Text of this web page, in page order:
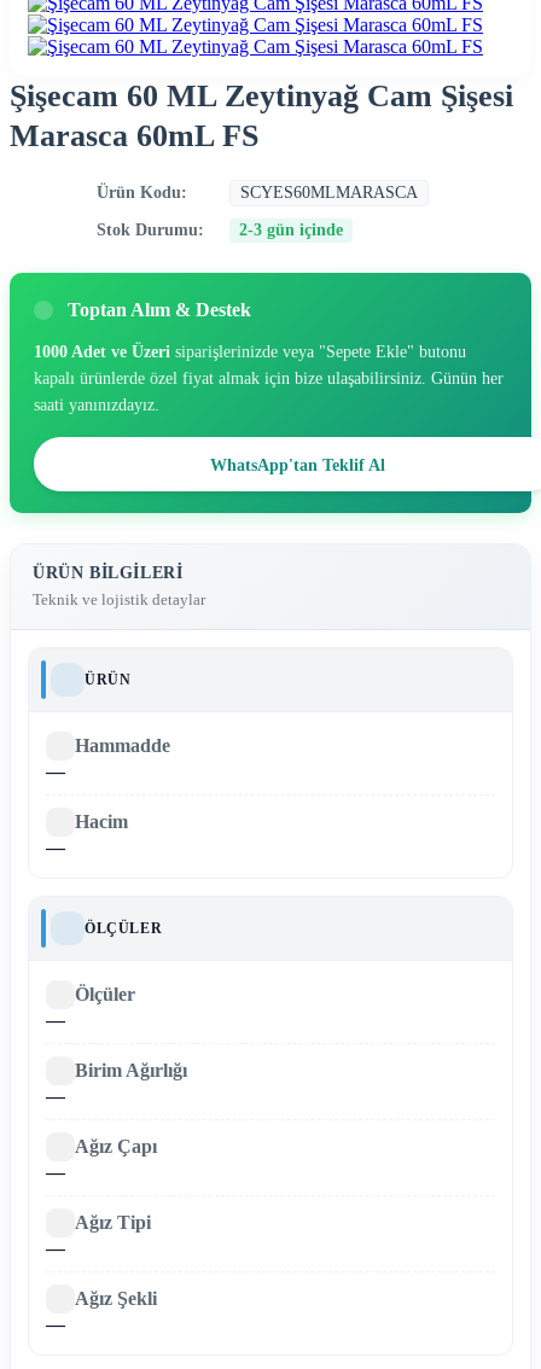
Şişecam 60 ML Zeytinyağ Cam Şişesi
Marasca 60mL FS
Ürün Kodu: SCYES60MLMARASCA
Stok Durumu: 2-3 gün içinde
Toptan Alım & Destek
1000 Adet ve Üzeri siparişlerinizde veya "Sepete Ekle" butonu
kapalı ürünlerde özel fiyat almak için bize ulaşabilirsiniz. Günün her
saati yanınızdayız.
WhatsApp'tan Teklif Al
ÜRÜN BILGILERI
Teknik ve lojistik detaylar
ÜRÜN
Hammadde
—
Hacim
—
ÖLÇÜLER
Ölçüler
—
Birim Ağırlığı
—
Ağız Çapı
—
Ağız Tipi
—
Ağız Şekli
—